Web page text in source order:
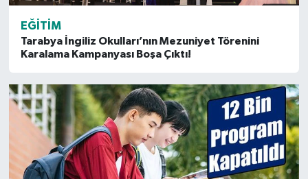
EĞITIM
Tarabya İngiliz Okulları’nın Mezuniyet Törenini
Karalama Kampanyası Boşa Çıktı!